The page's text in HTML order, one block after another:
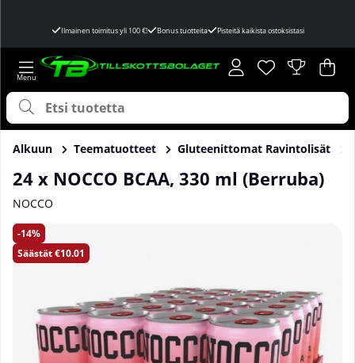
Ilmainen toimitus yli 100 €! Bonus tuotteita Pisteitä kaikista ostoksistasi
Toivelista
Lukumäärä
. .
Alkuun Teematuotteet Gluteenittomat Ravintolisät
24 x NOCCO BCAA, 330 ml (Berruba)
NOCCO
14
Säästät€10.01
Tuotekuvat 24 x NOCCO BCAA, 330 ml (Berruba)